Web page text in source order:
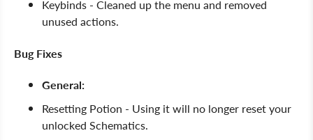
Keybinds - Cleaned up the menu and removed
unused actions.
Bug Fixes
General:
Resetting Potion - Using it will no longer reset your
unlocked Schematics.